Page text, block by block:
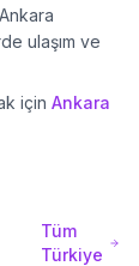
Ankara
ulaşım ve
için Ankara
Tüm
Türkiye